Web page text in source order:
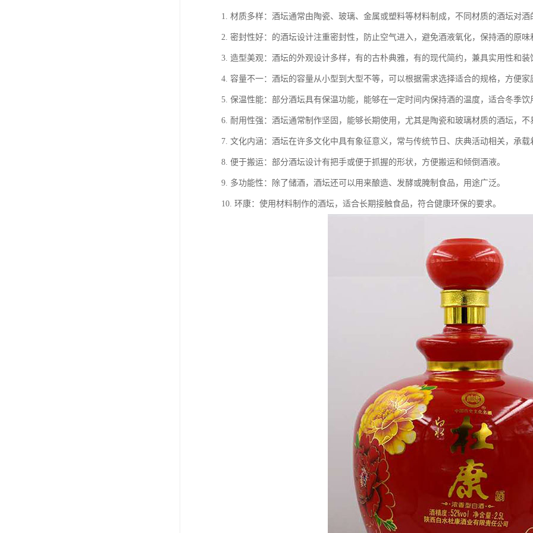
1. 材质多样：酒坛通常由陶瓷、玻璃、金属或塑料等材料制成，不同材质的酒坛对
2. 密封性好：的酒坛设计注重密封性，防止空气进入，避免酒液氧化，保持酒的原味
3. 造型美观：酒坛的外观设计多样，有的古朴典雅，有的现代简约，兼具实用性和
4. 容量不一：酒坛的容量从小型到大型不等，可以根据需求选择适合的规格，方便
5. 保温性能：部分酒坛具有保温功能，能够在一定时间内保持酒的温度，适合冬季
6. 耐用性强：酒坛通常制作坚固，能够长期使用，尤其是陶瓷和玻璃材质的酒坛，不
7. 文化内涵：酒坛在许多文化中具有象征意义，常与传统节日、庆典活动相关，承
8. 便于搬运：部分酒坛设计有把手或便于抓握的形状，方便搬运和倾倒酒液。
9. 多功能性：除了储酒，酒坛还可以用来酿造、发酵或腌制食品，用途广泛。
10. 环康：使用材料制作的酒坛，适合长期接触食品，符合健康环保的要求。